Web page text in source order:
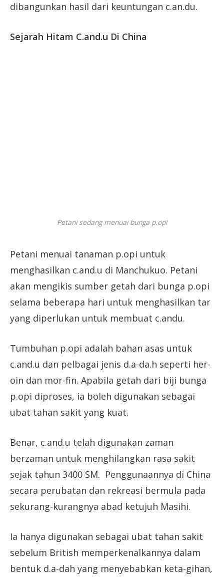
dibangunkan hasil dari keuntungan c.an.du.
Sejarah Hitam C.and.u Di China
Petani sedang menuai bunga p.opi
Petani menuai tanaman p.opi untuk
menghasilkan c.and.u di Manchukuo. Petani
akan mengikis sumber getah dari bunga p.opi
selama beberapa hari untuk menghasilkan tar
yang diperlukan untuk membuat c.andu.
Tumbuhan p.opi adalah bahan asas untuk
c.and.u dan pelbagai jenis d.a-da.h seperti her-
oin dan mor-fin. Apabila getah dari biji bunga
p.opi diproses, ia boleh digunakan sebagai
ubat tahan sakit yang kuat.
Benar, c.and.u telah digunakan zaman
berzaman untuk menghilangkan rasa sakit
sejak tahun 3400 SM. Penggunaannya di China
secara perubatan dan rekreasi bermula pada
sekurang-kurangnya abad ketujuh Masihi.
Ia hanya digunakan sebagai ubat tahan sakit
sebelum British memperkenalkannya dalam
bentuk d.a-dah yang menyebabkan keta-gihan,